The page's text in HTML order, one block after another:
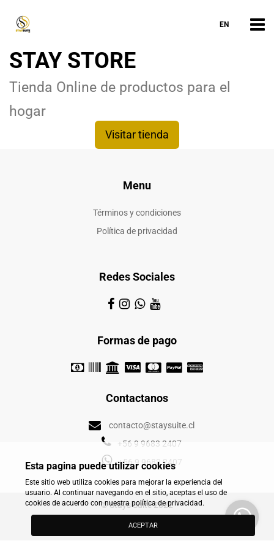
EN
STAY STORE
Tienda Online de productos para el
hogar
Visitar tienda
Menu
Términos y condiciones
Política de privacidad
Redes Sociales
Formas de pago
Contactanos
contacto@staysuite.cl
+56 9 9683 2407
+56 9 9683 2407
© Stays Suite 2022
powered by stays.net
software de aluguel de temporada
Esta pagina puede utilizar cookies
Este sitio web utiliza cookies para mejorar la experiencia del
usuario. Al continuar navegando en el sitio, aceptas el uso de
cookies de acuerdo con nuestra política de privacidad.
ACEPTAR